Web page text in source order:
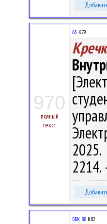
970
полный
текст
65 К79
ББК 88.К82